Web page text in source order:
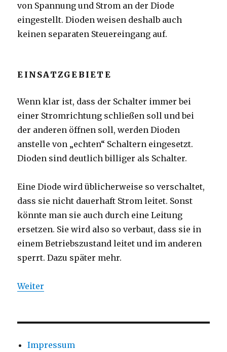
von Spannung und Strom an der Diode
eingestellt. Dioden weisen deshalb auch
keinen separaten Steuereingang auf.
EINSATZGEBIETE
Wenn klar ist, dass der Schalter immer bei
einer Stromrichtung schließen soll und bei
der anderen öffnen soll, werden Dioden
anstelle von „echten“ Schaltern eingesetzt.
Dioden sind deutlich billiger als Schalter.
Eine Diode wird üblicherweise so verschaltet,
dass sie nicht dauerhaft Strom leitet. Sonst
könnte man sie auch durch eine Leitung
ersetzen. Sie wird also so verbaut, dass sie in
einem Betriebszustand leitet und im anderen
sperrt. Dazu später mehr.
Weiter
Impressum